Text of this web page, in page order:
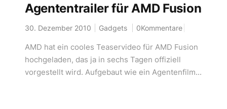
Agententrailer für AMD Fusion
30. Dezember 2010 Gadgets 0Kommentare
AMD hat ein cooles Teaservideo für AMD Fusion
hochgeladen, das ja in sechs Tagen offiziell
vorgestellt wird. Aufgebaut wie ein Agentenfilm...